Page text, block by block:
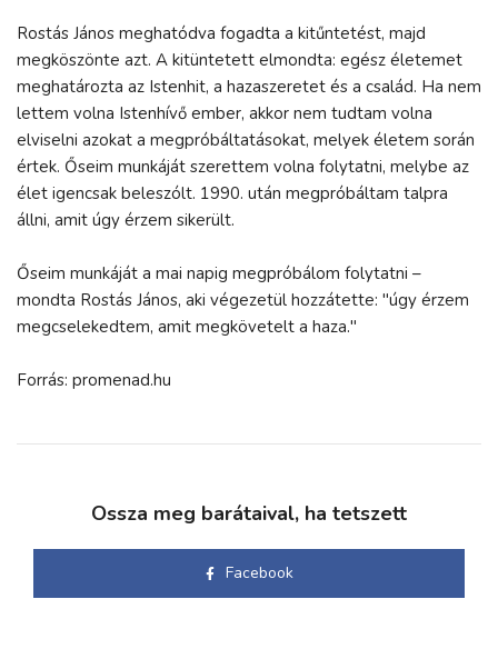
Rostás János meghatódva fogadta a kitűntetést, majd
megköszönte azt. A kitüntetett elmondta: egész életemet
meghatározta az Istenhit, a hazaszeretet és a család. Ha nem
lettem volna Istenhívő ember, akkor nem tudtam volna
elviselni azokat a megpróbáltatásokat, melyek életem során
értek. Őseim munkáját szerettem volna folytatni, melybe az
élet igencsak beleszólt. 1990. után megpróbáltam talpra
állni, amit úgy érzem sikerült.
Őseim munkáját a mai napig megpróbálom folytatni –
mondta Rostás János, aki végezetül hozzátette: "úgy érzem
megcselekedtem, amit megkövetelt a haza."
Forrás: promenad.hu
Ossza meg barátaival, ha tetszett
Facebook